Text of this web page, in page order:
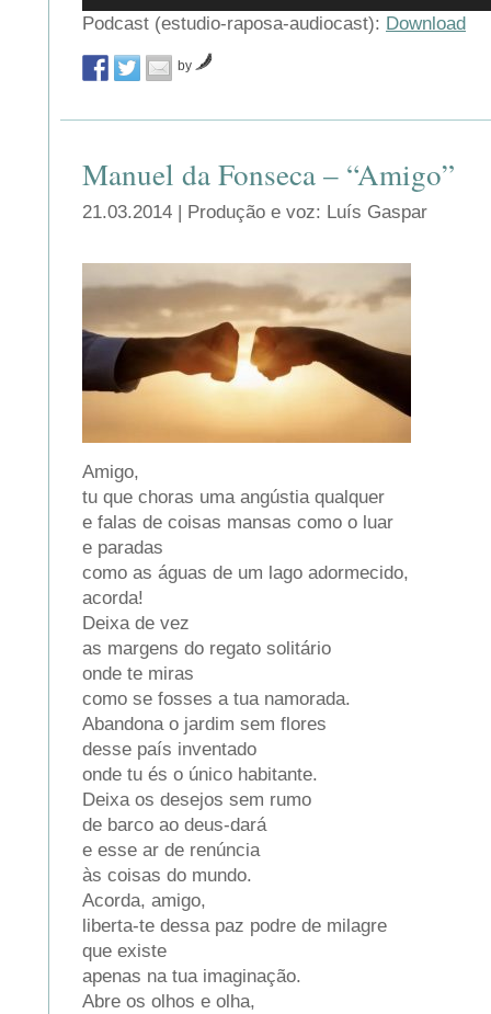
áudio
Podcast (estudio-raposa-audiocast): Download
by
Manuel da Fonseca – “Amigo”
21.03.2014 | Produção e voz: Luís Gaspar
Amigo,
tu que choras uma angústia qualquer
e falas de coisas mansas como o luar
e paradas
como as águas de um lago adormecido,
acorda!
Deixa de vez
as margens do regato solitário
onde te miras
como se fosses a tua namorada.
Abandona o jardim sem flores
desse país inventado
onde tu és o único habitante.
Deixa os desejos sem rumo
de barco ao deus-dará
e esse ar de renúncia
às coisas do mundo.
Acorda, amigo,
liberta-te dessa paz podre de milagre
que existe
apenas na tua imaginação.
Abre os olhos e olha,